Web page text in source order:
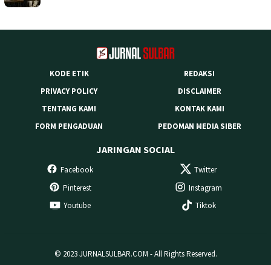
KODE ETIK
REDAKSI
PRIVACY POLICY
DISCLAIMER
TENTANG KAMI
KONTAK KAMI
FORM PENGADUAN
PEDOMAN MEDIA SIBER
JARINGAN SOCIAL
Facebook
Twitter
Pinterest
Instagram
Youtube
Tiktok
© 2023 JURNALSULBAR.COM - All Rights Reserved.